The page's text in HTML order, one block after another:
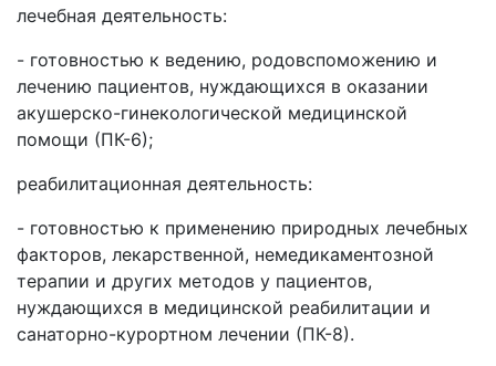
лечебная деятельность:
- готовностью к ведению, родовспоможению и
лечению пациентов, нуждающихся в оказании
акушерско-гинекологической медицинской
помощи (ПК-6);
реабилитационная деятельность:
- готовностью к применению природных лечебных
факторов, лекарственной, немедикаментозной
терапии и других методов у пациентов,
нуждающихся в медицинской реабилитации и
санаторно-курортном лечении (ПК-8).